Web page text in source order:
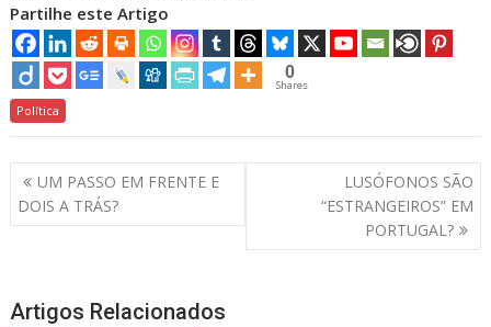
Partilhe este Artigo
0
Shares
Política
Navegação
de
artigos
UM PASSO EM FRENTE E
DOIS A TRÁS?
LUSÓFONOS SÃO
“ESTRANGEIROS” EM
PORTUGAL?
Artigos Relacionados